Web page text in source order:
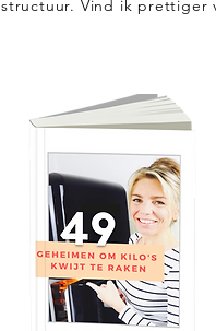
structuur. Vind ik prettiger